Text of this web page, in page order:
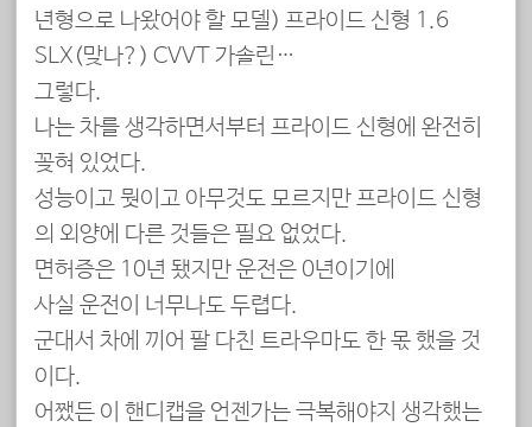
년형으로 나왔어야 할 모델) 프라이드 신형 1.6
SLX(맞나?) CVVT 가솔린…
그렇다.
나는 차를 생각하면서부터 프라이드 신형에 완전히
꽂혀 있었다.
성능이고 뭣이고 아무것도 모르지만 프라이드 신형
의 외양에 다른 것들은 필요 없었다.
면허증은 10년 됐지만 운전은 0년이기에
사실 운전이 너무나도 두렵다.
군대서 차에 끼어 팔 다친 트라우마도 한 몫 했을 것
이다.
어쨌든 이 핸디캡을 언젠가는 극복해야지 생각했는